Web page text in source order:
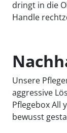
dringt in die
Handle
Unsere
aggressive
Pflegebox All
bewusst